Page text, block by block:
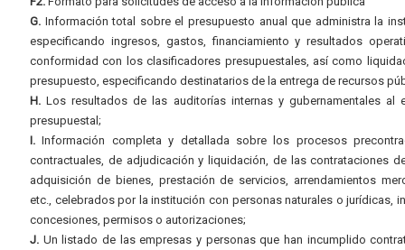
G. Información total sobre el presupuesto anual que administra la
especificando ingresos, gastos, financiamiento y resultados
conformidad con los clasificadores presupuestales, así como
presupuesto, especificando destinatarios de la entrega de recursos
H. Los resultados de las auditorías internas y gubernamentales al
presupuestal;
I. Información completa y detallada sobre los procesos
contractuales, de adjudicación y liquidación, de las contrataciones
adquisición de bienes, prestación de servicios, arrendamientos
etc., celebrados por la institución con personas naturales o jurídicas,
concesiones, permisos o autorizaciones;
J. Un listado de las empresas y personas que han incumplido